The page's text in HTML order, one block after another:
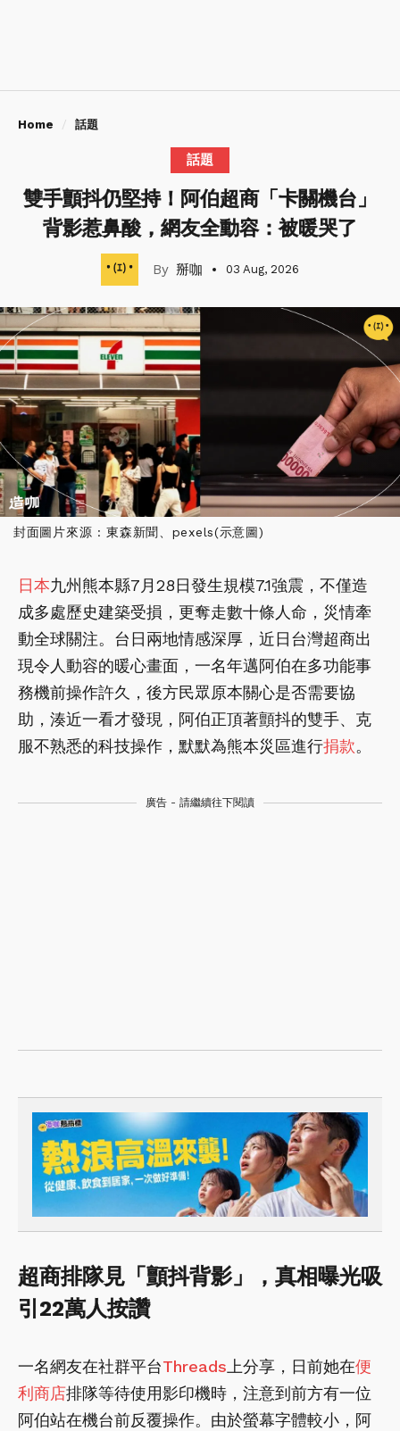
Home 話題
話題
雙手顫抖仍堅持！阿伯超商「卡關機台」
背影惹鼻酸，網友全動容：被暖哭了
掰咖 03 Aug, 2026
封面圖片來源 : 東森新聞、pexels(示意圖)
日本九州熊本縣7月28日發生規模7.1強震，不僅造
成多處歷史建築受損，更奪走數十條人命，災情牽
動全球關注。台日兩地情感深厚，近日台灣超商出
現令人動容的暖心畫面，一名年邁阿伯在多功能事
務機前操作許久，後方民眾原本關心是否需要協
助，湊近一看才發現，阿伯正頂著顫抖的雙手、克
服不熟悉的科技操作，默默為熊本災區進行捐款。
廣告 - 請繼續往下閱讀
超商排隊見「顫抖背影」，真相曝光吸
引22萬人按讚
一名網友在社群平台Threads 上分享，日前她在便
利商店排隊等待使用影印機時，注意到前方有一位
阿伯站在機台前反覆操作。由於螢幕字體較小，阿